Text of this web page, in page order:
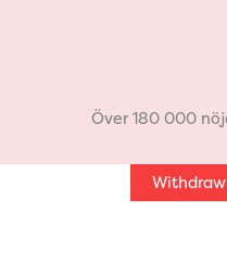
b
o
Över 180 000